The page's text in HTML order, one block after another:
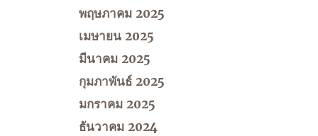
พฤษภาคม 2025
เมษายน 2025
มีนาคม 2025
กุมภาพันธ์ 2025
มกราคม 2025
ธันวาคม 2024